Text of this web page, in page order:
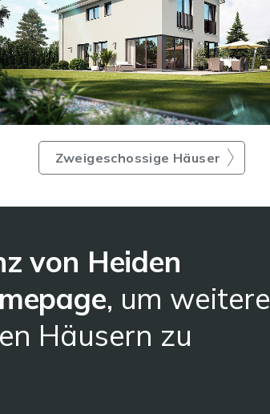
Zweigeschossige Häuser
von Heiden
, um weitere
Häusern zu